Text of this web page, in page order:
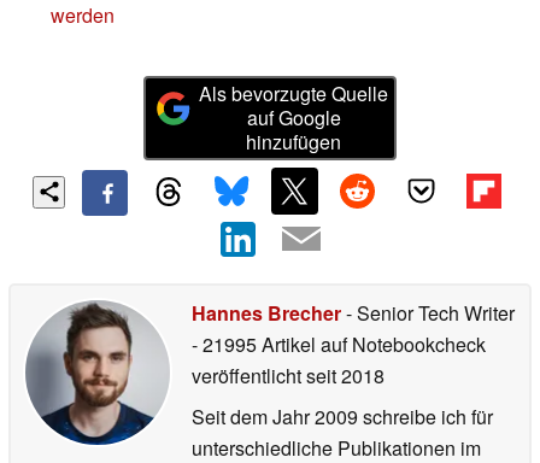
werden
Als bevorzugte Quelle
auf Google
hinzufügen
Hannes Brecher- Senior Tech Writer
- 21995 Artikel auf Notebookcheck
veröffentlichtseit 2018
Seit dem Jahr 2009 schreibe ich für
unterschiedliche Publikationen im